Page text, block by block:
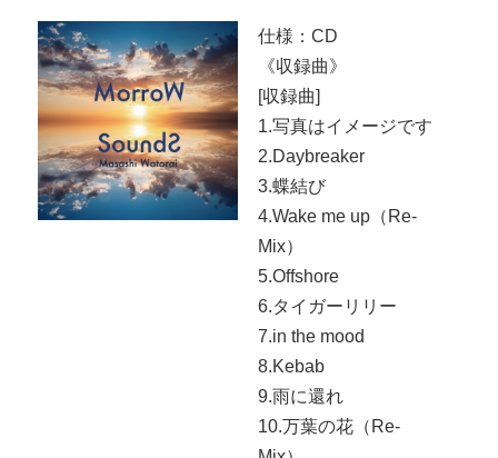
仕様：CD
《収録曲》
[収録曲]
1.写真はイメージです
2.Daybreaker
3.蝶結び
4.Wake me up（Re-
Mix）
5.Offshore
6.タイガーリリー
7.in the mood
8.Kebab
9.雨に還れ
10.万葉の花（Re-